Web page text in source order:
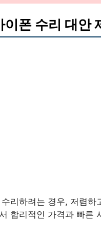
폰 수리 대안
리하려는 경우, 저렴하
합리적인 가격과 빠른